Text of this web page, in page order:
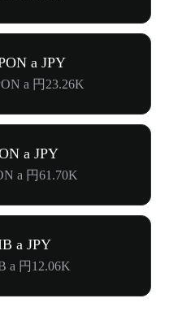
a JPY
a 円23.26K
a JPY
a 円61.70K
a JPY
a 円12.06K